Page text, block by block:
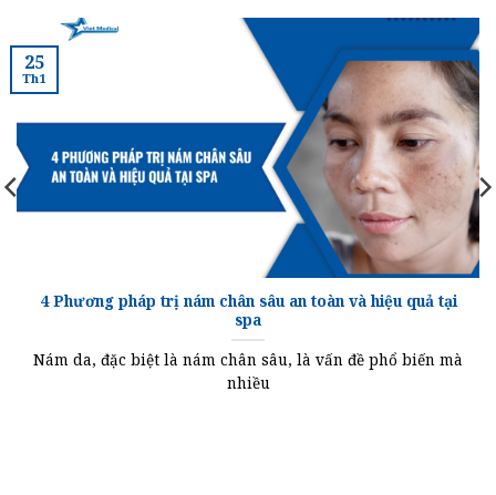
4 Phương pháp trị nám chân sâu an toàn và hiệu quả tại
spa
Nám da, đặc biệt là nám chân sâu, là vấn đề phổ biến mà
nhiều
25
Th1